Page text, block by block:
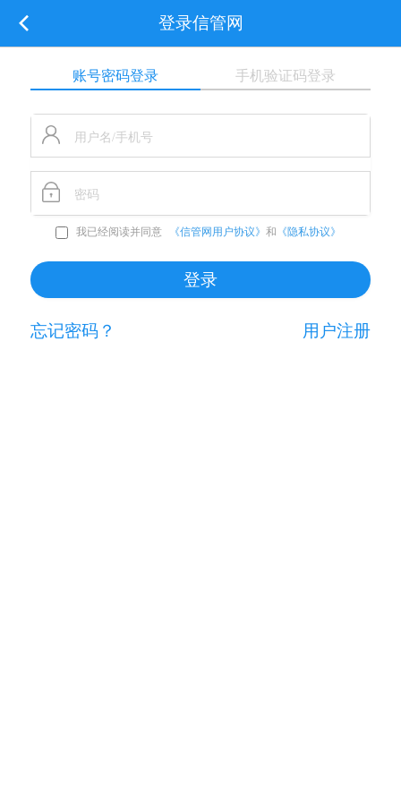
登录信管网
账号密码登录 手机验证码登录
我已经阅读并同意 《信管网用户协议》 和 《隐私协议》
忘记密码？ 用户注册